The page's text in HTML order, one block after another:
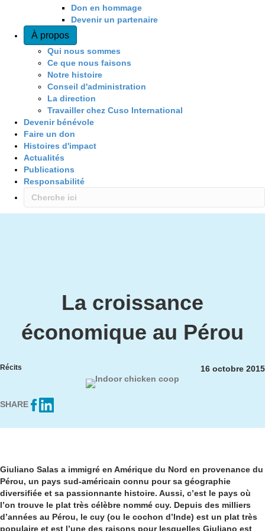
Don en hommage
Devenir un partenaire
À propos
Qui nous sommes
Ce que nous faisons
Notre histoire
Conseil d'administration
La direction
Travailler chez Cuso International
Devenir bénévole
Faire un don
Histoires d'impact
Actualités
Publications
Responsabilité
La croissance
économique au Pérou
Récits 16 octobre 2015
SHARE
Giuliano Salas a immigré en Amérique du Nord en provenance du
Pérou, un pays sud-américain connu pour sa géographie
diversifiée et sa passionnante histoire. Aussi, c’est le pays où
l’on trouve le plat très célèbre nommé cuy. Depuis des milliers
d’années au Pérou, le cuy (ou le cochon d’Inde) est un plat très
populaire et est l’une des raisons pour lesquelles Giuliano est